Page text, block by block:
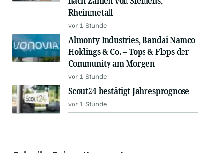
Rheinmetall
vor 1 Stunde
Almonty Industries, Bandai Namco
Holdings & Co. – Tops & Flops der
Community am Morgen
vor 1 Stunde
Scout24 bestätigt Jahresprognose
vor 1 Stunde